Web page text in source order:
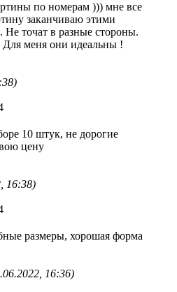
по номерам ))) мне все
заканчиваю этими
Не точат в разные стороны.
меня они идеальны !
10 штук, не дорогие
цену
16:38)
размеры, хорошая форма
16:36)